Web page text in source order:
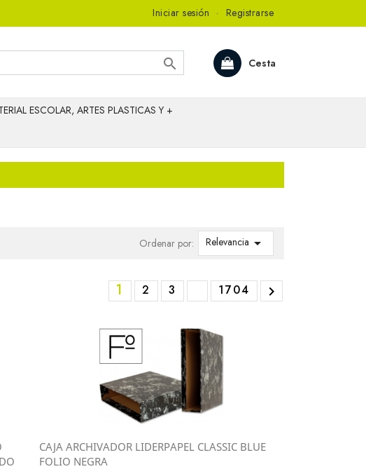
Iniciar sesión · Registrarse
Cesta

ESCOLAR, ARTES PLASTICAS Y +
Ordenar por: Relevancia 
1 2 3 1704 
CAJA ARCHIVADOR LIDERPAPEL CLASSIC BLUE
FOLIO NEGRA